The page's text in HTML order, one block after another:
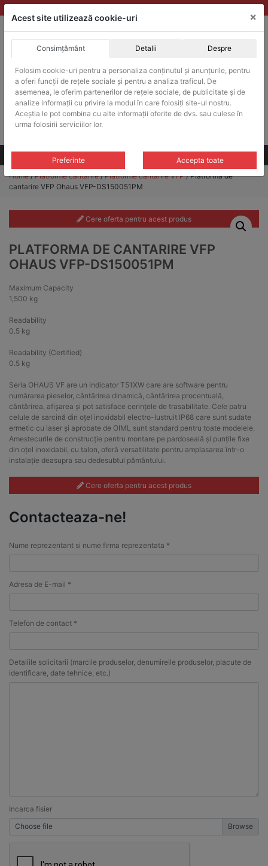
Skip
to
ACHIZITII PUBLICE
Produsele pot fi achizitionate si in sistemul SEAP / SICAP
Products
search
CAUTARE
Toate produsele
Home/Platforme cantarire/Platforme cantarire VFP/ Platforma de
cantarire VFP Ohaus VFP-DS150051PM
Cere oferta pentru acest produs
PLATFORMA DE CANTARIRE VFP
OHAUS VFP-DS150051PM
Maximum Capacity
1,500 kg
Readability
0.5 kg
Readability (Certified)
0.5 kg
Seria OHAUS VF are un indicator T51XW care are software pentru
numărarea pieselor, cântărirea dinamică, cântărirea procentuală,
cântărirea, afișarea și pot satisface cerințele de trasabilitate. Cele patru
celule de sarcină din oțel inoxidabil electro-lustruit IP68 care sunt sudate
ermetic cu laser și aprobate de OIML sunt standard pentru toate modelele.
Amestecurile de construcție pentru montare pe pardoseală și punțile fixe
din oțel inoxidabil, cu talon, oferă versatilitate pentru amplasarea într-o
instalație deasupra sau dedesubtul pământului.
Cere oferta pentru acest produs
Contacteaza-ne!
Nume reprezentant si nume firma reprezentata *
Adresa de E-mail *
Telefon de contact *
Detaliile solicitarii (marcile produselor, denumireile produselor, placute de
identificare, date tehnice, etc.)
Incarca fisier
Choose file
Acest site utilizează cookie-uri ×
Consimțământ Detalii Despre
Folosim cookie-uri pentru a personaliza conținutul și anunțurile, pentru
a oferi funcții de rețele sociale și pentru a analiza traficul. De
asemenea, le oferim partenerilor de rețele sociale, de publicitate și de
analize informații cu privire la modul în care folosiți site-ul nostru.
Aceștia le pot combina cu alte informații oferite de dvs. sau culese în
urma folosirii serviciilor lor.
Preferinte Accepta toate